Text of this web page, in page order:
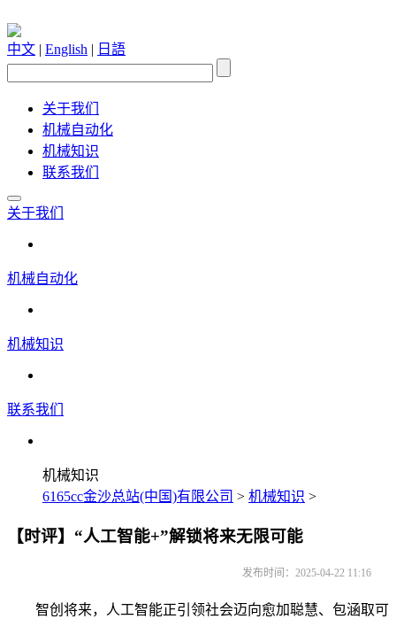
中文 | English | 日語
关于我们
机械自动化
机械知识
联系我们
关于我们
机械自动化
机械知识
联系我们
机械知识
6165cc金沙总站(中国)有限公司 > 机械知识 >
【时评】“人工智能+”解锁将来无限可能
发布时间：2025-04-22 11:16
智创将来，人工智能正引领社会迈向愈加聪慧、包涵取可